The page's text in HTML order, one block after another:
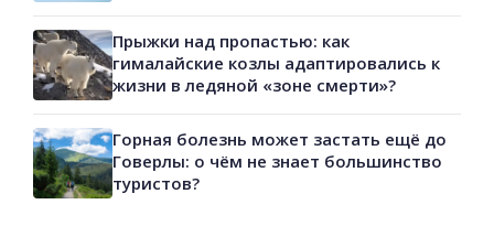
Прыжки над пропастью: как
гималайские козлы адаптировались к
жизни в ледяной «зоне смерти»?
Горная болезнь может застать ещё до
Говерлы: о чём не знает большинство
туристов?